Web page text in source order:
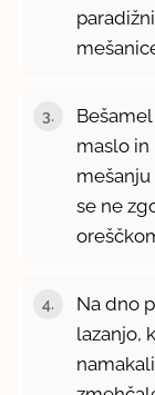
maslo in
se ne
Na dno
lazanjo,